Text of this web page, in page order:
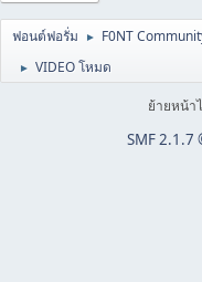
ฟอนต์ฟอรั่ม ► F0NT
► VIDEO โหมด
ย้ายหน้า
SMF 2.1.7